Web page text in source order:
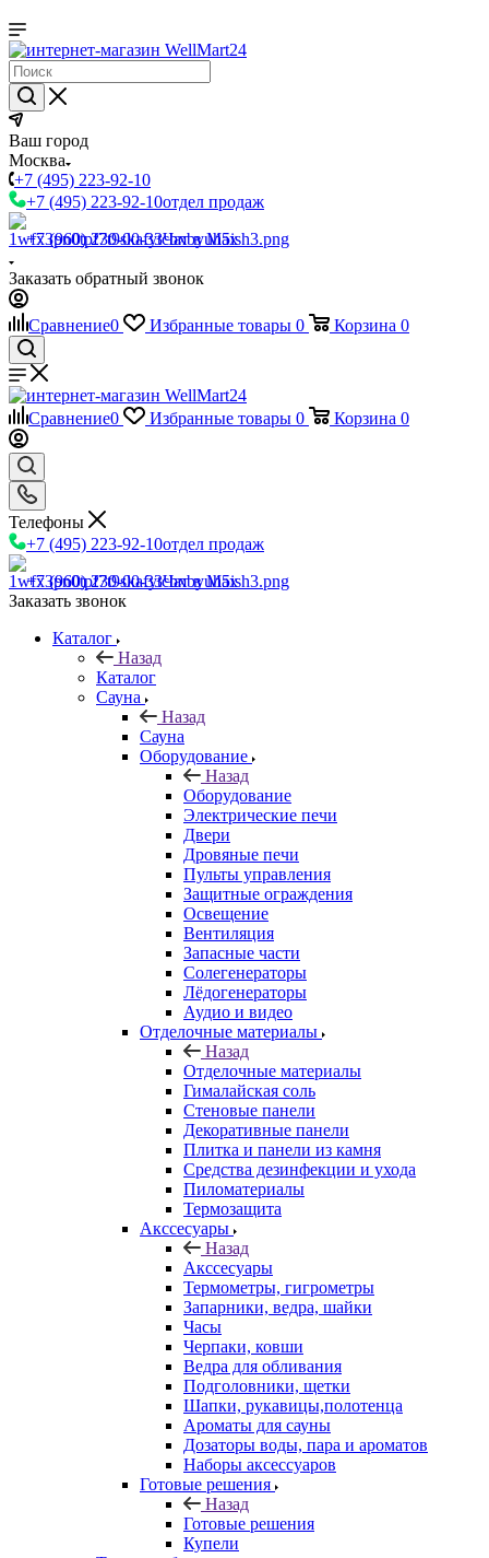
Ваш город
Москва
+7 (495) 223-92-10
+7 (495) 223-92-10отдел продаж
+7 (960) 230-00-33Чат в Max
Заказать обратный звонок
Сравнение0 Избранные товары 0 Корзина 0
Сравнение0 Избранные товары 0 Корзина 0
Телефоны
+7 (495) 223-92-10отдел продаж
+7 (960) 230-00-33Чат в Max
Заказать звонок
Каталог
Назад
Каталог
Сауна
Назад
Сауна
Оборудование
Назад
Оборудование
Электрические печи
Двери
Дровяные печи
Пульты управления
Защитные ограждения
Освещение
Вентиляция
Запасные части
Солегенераторы
Лёдогенераторы
Аудио и видео
Отделочные материалы
Назад
Отделочные материалы
Гималайская соль
Стеновые панели
Декоративные панели
Плитка и панели из камня
Средства дезинфекции и ухода
Пиломатериалы
Термозащита
Аксcесуары
Назад
Аксcесуары
Термометры, гигрометры
Запарники, ведра, шайки
Часы
Черпаки, ковши
Ведра для обливания
Подголовники, щетки
Шапки, рукавицы,полотенца
Ароматы для сауны
Дозаторы воды, пара и ароматов
Наборы аксессуаров
Готовые решения
Назад
Готовые решения
Купели